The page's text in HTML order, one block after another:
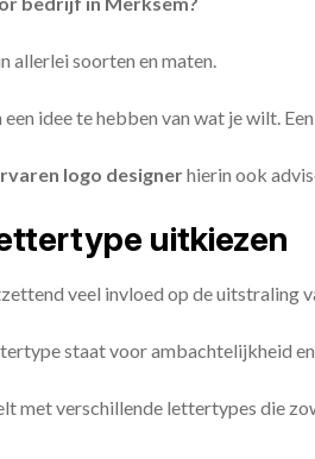
allerlei soorten en maten.
idee te hebben van wat je wilt.
logo designerhierin ook
uitkiezen
veel invloed op de uitstraling
staat voor ambachtelijkheid
met verschillende lettertypes die